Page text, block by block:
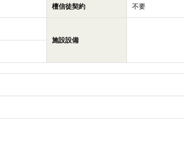
檀信徒契約 不要
施設設備